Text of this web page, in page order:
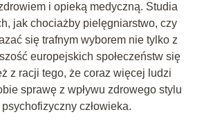
i opieką medyczną. Studia
jak chociażby pielęgniarstwo, czy
się trafnym wyborem nie tylko z
europejskich społeczeństw się
z racji tego, że coraz więcej ludzi
sprawę z wpływu zdrowego stylu
człowieka.